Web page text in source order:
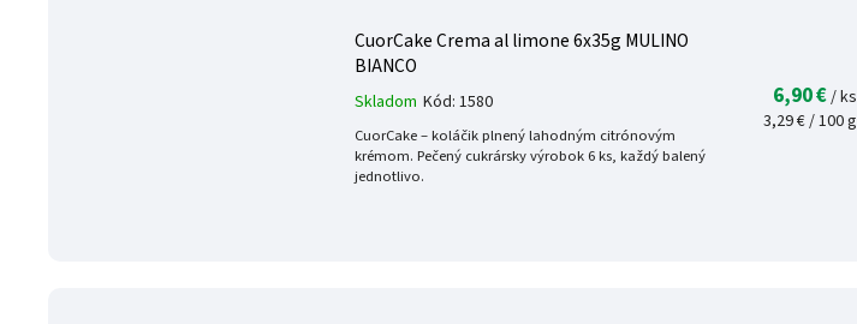
CuorCake Crema al limone 6x35g MULINO
BIANCO
Skladom Kód: 1580
CuorCake – koláčik plnený lahodným citrónovým
krémom. Pečený cukrársky výrobok 6 ks, každý balený
jednotlivo.
6,90 €/ ks
3,29 € / 100 g